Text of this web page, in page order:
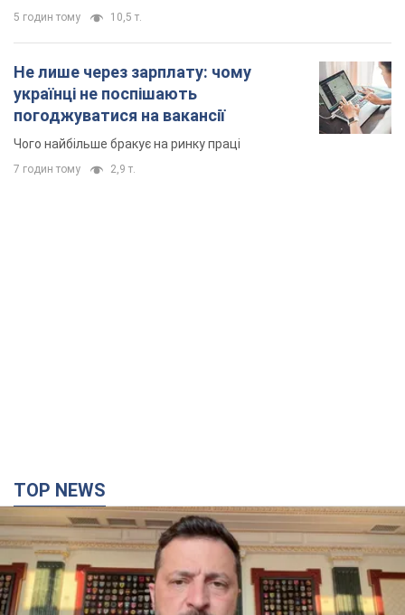
5 годин тому 10,5 т.
Не лише через зарплату: чому
українці не поспішають
погоджуватися на вакансії
Чого найбільше бракує на ринку праці
7 годин тому 2,9 т.
TOP NEWS